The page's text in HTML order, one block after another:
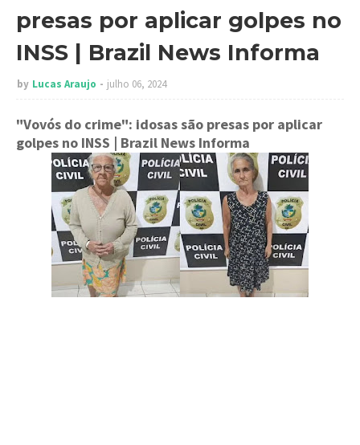
presas por aplicar golpes no
INSS | Brazil News Informa
by Lucas Araujo julho 06, 2024
"Vovós do crime": idosas são presas por aplicar
golpes no INSS | Brazil News Informa